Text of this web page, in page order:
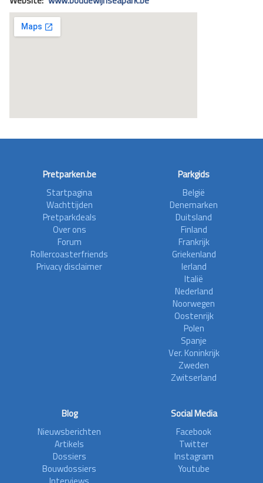
Pretparken.be
Startpagina
Wachttijden
Pretparkdeals
Over ons
Forum
Rollercoasterfriends
Privacy disclaimer
Parkgids
België
Denemarken
Duitsland
Finland
Frankrijk
Griekenland
Ierland
Italië
Nederland
Noorwegen
Oostenrijk
Polen
Spanje
Ver. Koninkrijk
Zweden
Zwitserland
Blog
Nieuwsberichten
Artikels
Dossiers
Bouwdossiers
Social Media
Facebook
Twitter
Instagram
Youtube